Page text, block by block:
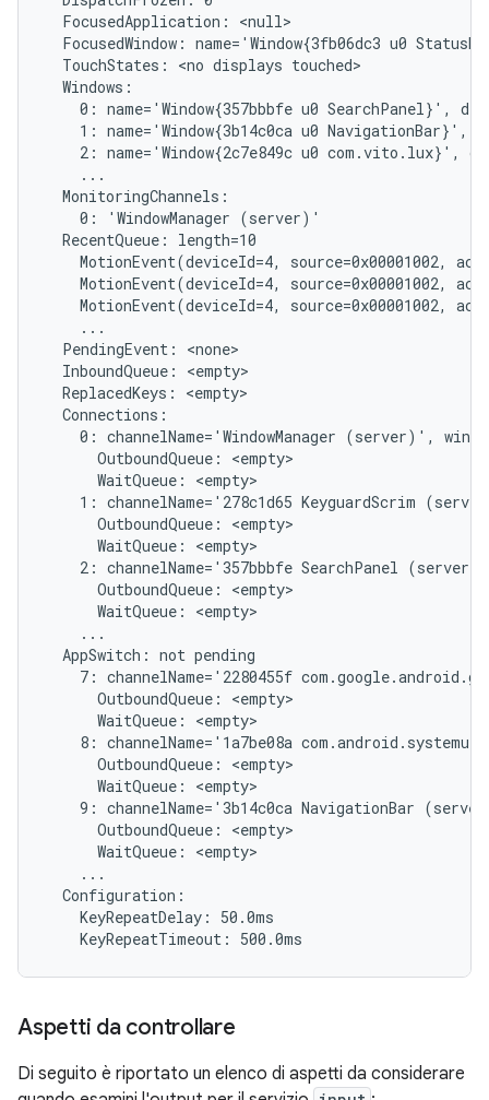
  FocusedApplication: <null>
FocusedWindow: name='Window{3fb06dc3 u0
  TouchStates: <no displays touched>
  Windows:
0: name='Window{357bbbfe u0 SearchPanel}',
1: name='Window{3b14c0ca u0 NavigationBar}',
2: name='Window{2c7e849c u0 com.vito.lux}',
    ...
  MonitoringChannels:
    0: 'WindowManager (server)'
  RecentQueue: length=10
MotionEvent(deviceId=4, source=0x00001002,
MotionEvent(deviceId=4, source=0x00001002,
MotionEvent(deviceId=4, source=0x00001002,
    ...
  PendingEvent: <none>
  InboundQueue: <empty>
  ReplacedKeys: <empty>
  Connections:
0: channelName='WindowManager (server)',
      OutboundQueue: <empty>
      WaitQueue: <empty>
1: channelName='278c1d65 KeyguardScrim
      OutboundQueue: <empty>
      WaitQueue: <empty>
2: channelName='357bbbfe SearchPanel
      OutboundQueue: <empty>
      WaitQueue: <empty>
    ...
  AppSwitch: not pending
7: channelName='2280455f
      OutboundQueue: <empty>
      WaitQueue: <empty>
8: channelName='1a7be08a
      OutboundQueue: <empty>
      WaitQueue: <empty>
9: channelName='3b14c0ca NavigationBar
      OutboundQueue: <empty>
      WaitQueue: <empty>
    ...
  Configuration:
    KeyRepeatDelay: 50.0ms
Aspetti da controllare
Di seguito è riportato un elenco di aspetti da considerare